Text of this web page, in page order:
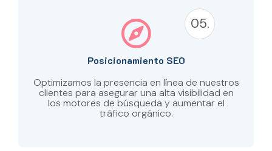
05.
Posicionamiento SEO
Optimizamos la presencia en línea de nuestros
clientes para asegurar una alta visibilidad en
los motores de búsqueda y aumentar el
tráfico orgánico.